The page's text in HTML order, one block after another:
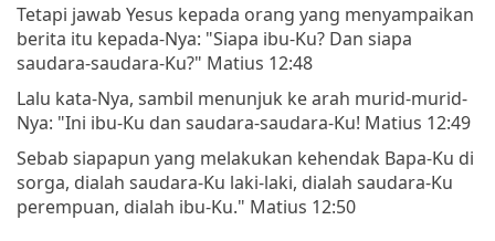
Tetapi jawab Yesus kepada orang yang menyampaikan
berita itu kepada-Nya: "Siapa ibu-Ku? Dan siapa
saudara-saudara-Ku?" Matius 12:48
Lalu kata-Nya, sambil menunjuk ke arah murid-murid-
Nya: "Ini ibu-Ku dan saudara-saudara-Ku! Matius 12:49
Sebab siapapun yang melakukan kehendak Bapa-Ku di
sorga, dialah saudara-Ku laki-laki, dialah saudara-Ku
perempuan, dialah ibu-Ku." Matius 12:50